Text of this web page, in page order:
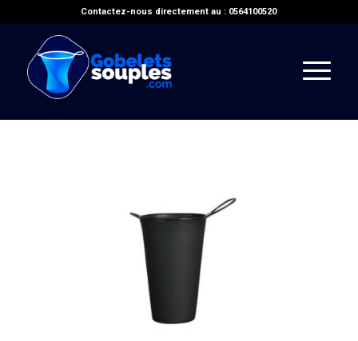
Contactez-nous directement au : 0564100520